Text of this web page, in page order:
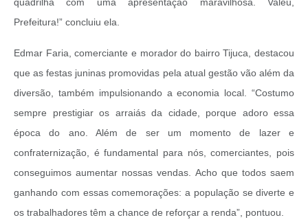
Prefeitura!” concluiu ela.
Edmar Faria, comerciante e morador do bairro Tijuca, destacou
que as festas juninas promovidas pela atual gestão vão além da
diversão, também impulsionando a economia local. “Costumo
sempre prestigiar os arraiás da cidade, porque adoro essa
época do ano. Além de ser um momento de lazer e
confraternização, é fundamental para nós, comerciantes, pois
conseguimos aumentar nossas vendas. Acho que todos saem
ganhando com essas comemorações: a população se diverte e
os trabalhadores têm a chance de reforçar a renda”, pontuou.